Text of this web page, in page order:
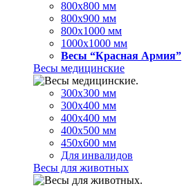
800х800 мм
800х900 мм
800х1000 мм
1000х1000 мм
Весы “Красная Армия”
Весы медицинские
300х300 мм
300х400 мм
400х400 мм
400х500 мм
450х600 мм
Для инвалидов
Весы для животных